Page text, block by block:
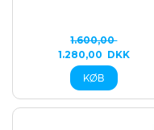
1.600,00
1.280,00 DKK